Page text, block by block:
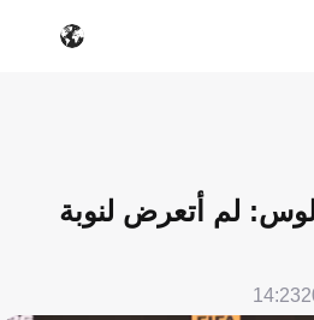
لم أتعرض لنوبة
14:23